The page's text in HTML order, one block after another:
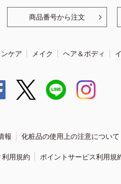
商品番号から注文
ケア メイク ヘア＆ボディ
報 化粧品の使用上の注意について
用規約 ポイントサービス利用規